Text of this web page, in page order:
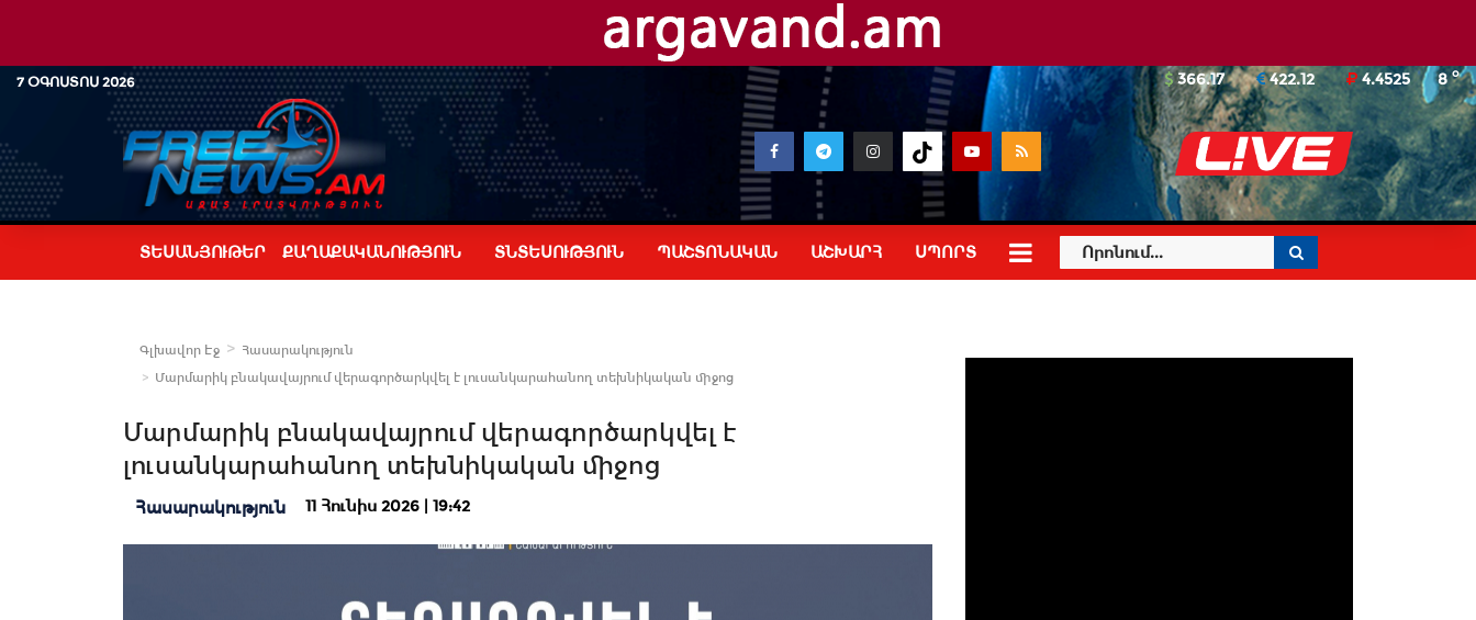
7 ՕԳՈՍՏՈՍ 2026 8o
366.17 422.12 4.4525
ՏԵՍԱՆՅՈՒԹԵՐ ՔԱՂԱՔԱԿԱՆՈՒԹՅՈՒՆ ՏՆՏԵՍՈՒԹՅՈՒՆ ՊԱՇՏՈՆԱԿԱՆ ԱՇԽԱՐՀ ՍՊՈՐՏ
Գլխավոր Էջ
Հասարակություն
Մարմարիկ բնակավայրում վերագործարկվել է լուսանկարահանող տեխնիկական միջոց
Մարմարիկ բնակավայրում վերագործարկվել է
լուսանկարահանող տեխնիկական միջոց
Հասարակություն 11 Հունիս 2026 | 19:42